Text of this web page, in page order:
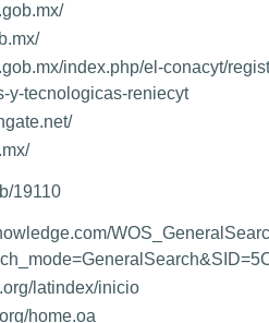
index.php/el-conacyt/
y-tecnologicas-reniecyt
19110
latindex/inicio
home.oa